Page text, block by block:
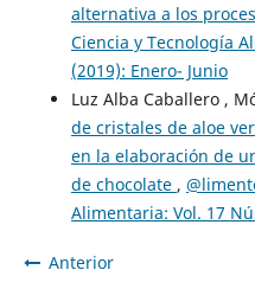
alternativa a los
Ciencia y Tecnología
(2019): Enero- Junio
Luz Alba Caballero ,
de cristales de aloe
en la elaboración de
de chocolate ,
Alimentaria: Vol. 17
Anterior